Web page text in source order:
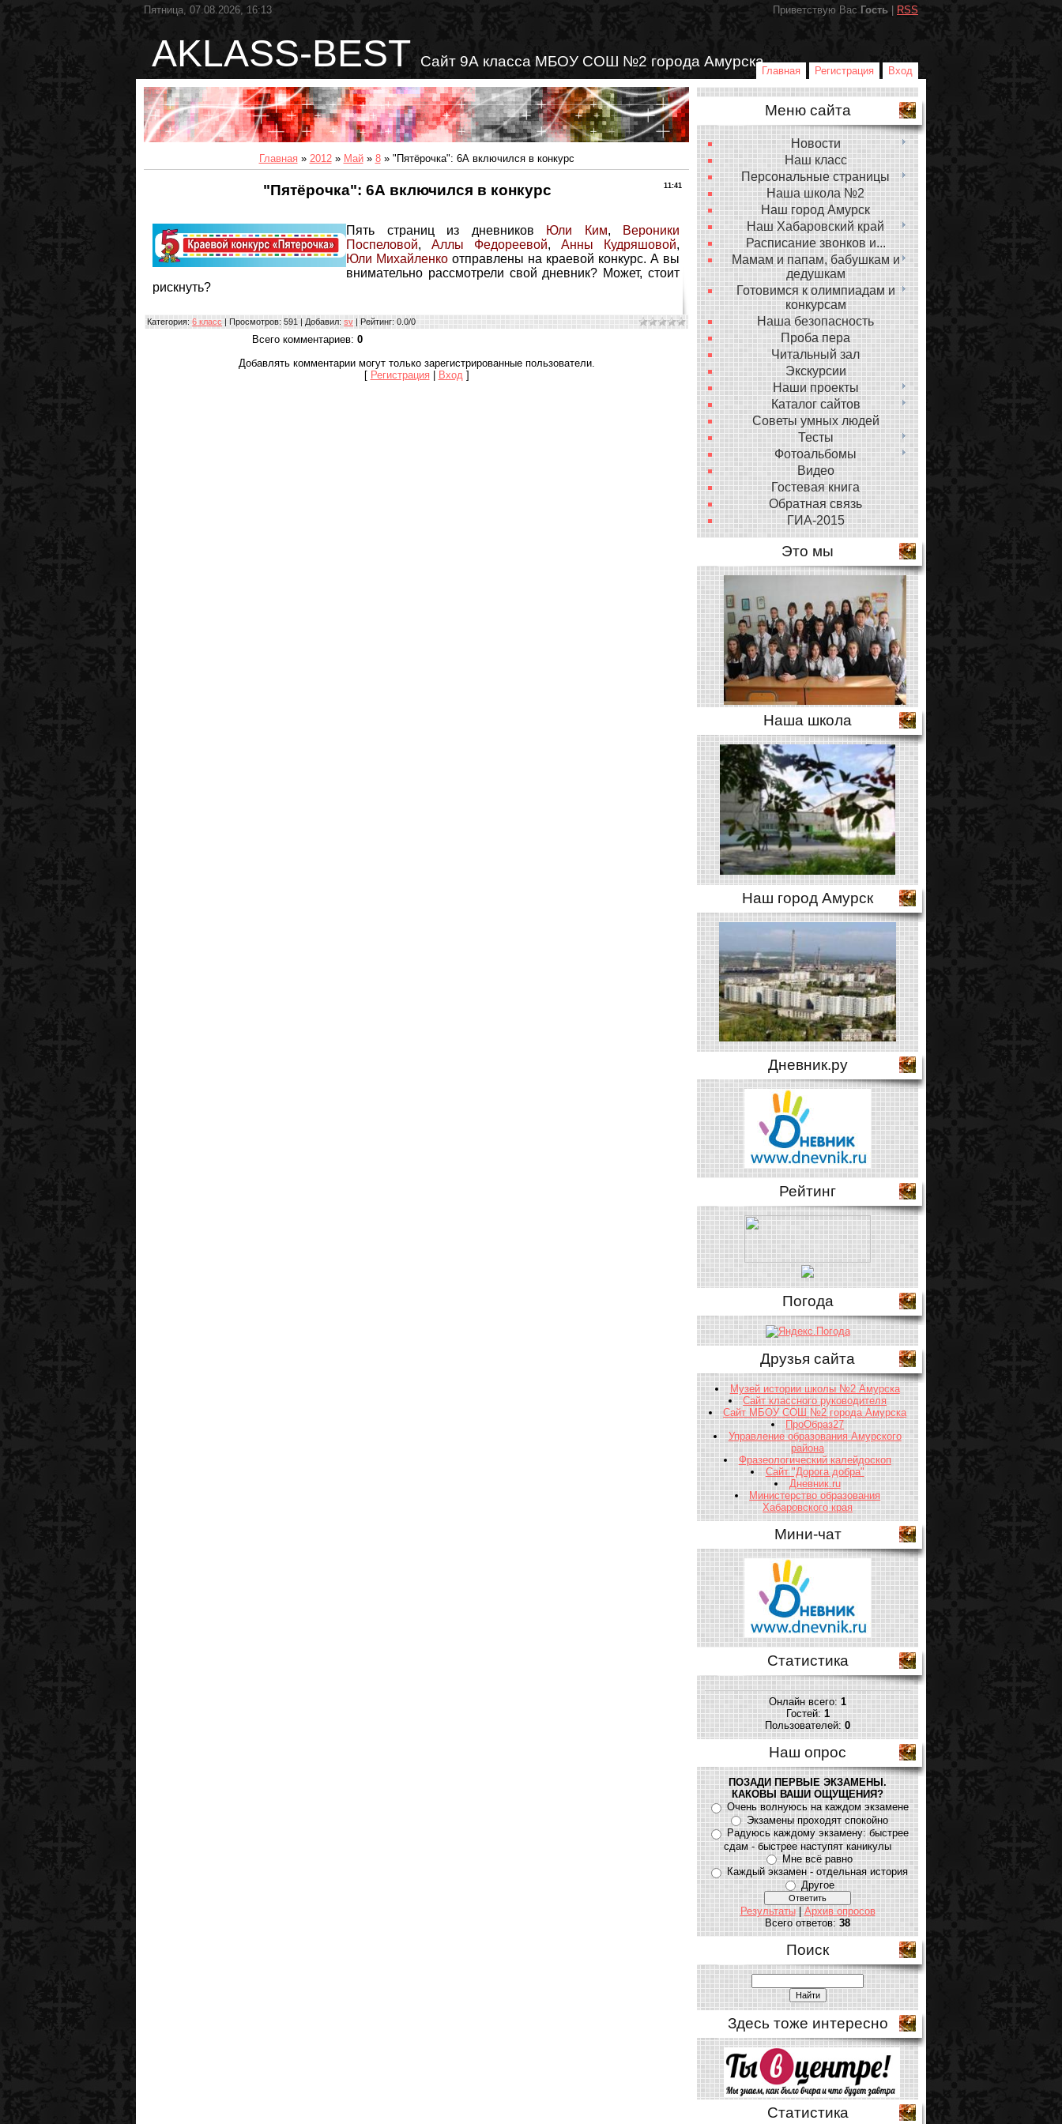
Пятница, 07.08.2026, 16:13 Приветствую Вас Гость RSS
AKLASS-BEST Сайт 9А класса МБОУ СОШ №2 города Амурска
Главная Регистрация Вход
Главная » 2012 » Май » 8» "Пятёрочка": 6А включился в конкурс
11:41
"Пятёрочка": 6А включился в конкурс
Пять страниц из дневников Юли Ким,
Вероники
Поспеловой, Аллы Федореевой, Анны Кудряшовой,
Юли Михайленко отправлены на краевой конкурс. А вы
внимательно рассмотрели свой дневник? Может, стоит
рискнуть?
Категория: 6 класс | Просмотров: 591 | Добавил: sv | Рейтинг: 0.0/0
Всего комментариев: 0
Добавлять комментарии могут только зарегистрированные пользователи.
[ Регистрация Вход ]
Меню сайта
Новости
Наш класс
Персональные страницы
Наша школа №2
Наш город Амурск
Наш Хабаровский край
Расписание звонков и...
Мамам и папам, бабушкам и
дедушкам
Готовимся к олимпиадам и
конкурсам
Наша безопасность
Проба пера
Читальный зал
Экскурсии
Наши проекты
Каталог сайтов
Советы умных людей
Тесты
Фотоальбомы
Видео
Гостевая книга
Обратная связь
ГИА-2015
Это мы
Наша школа
Наш город Амурск
Дневник.ру
Рейтинг
Погода
Друзья сайта
Музей истории школы №2 Амурска
Сайт классного руководителя
Сайт МБОУ СОШ №2 города Амурска
ПроОбраз27
Управление образования Амурского
района
Фразеологический калейдоскоп
Сайт "Дорога добра"
Дневник.ru
Министерство образования
Хабаровского края
Мини-чат
Статистика
Онлайн всего:1
Гостей:1
Пользователей:0
Наш опрос
ПОЗАДИ ПЕРВЫЕ ЭКЗАМЕНЫ.
КАКОВЫ ВАШИ ОЩУЩЕНИЯ?
Очень волнуюсь на каждом экзамене
Экзамены проходят спокойно
Радуюсь каждому экзамену: быстрее
сдам - быстрее наступят каникулы
Мне всё равно
Каждый экзамен - отдельная история
Другое
Результаты|Архив опросов
Всего ответов:38
Поиск
Здесь тоже интересно
Статистика